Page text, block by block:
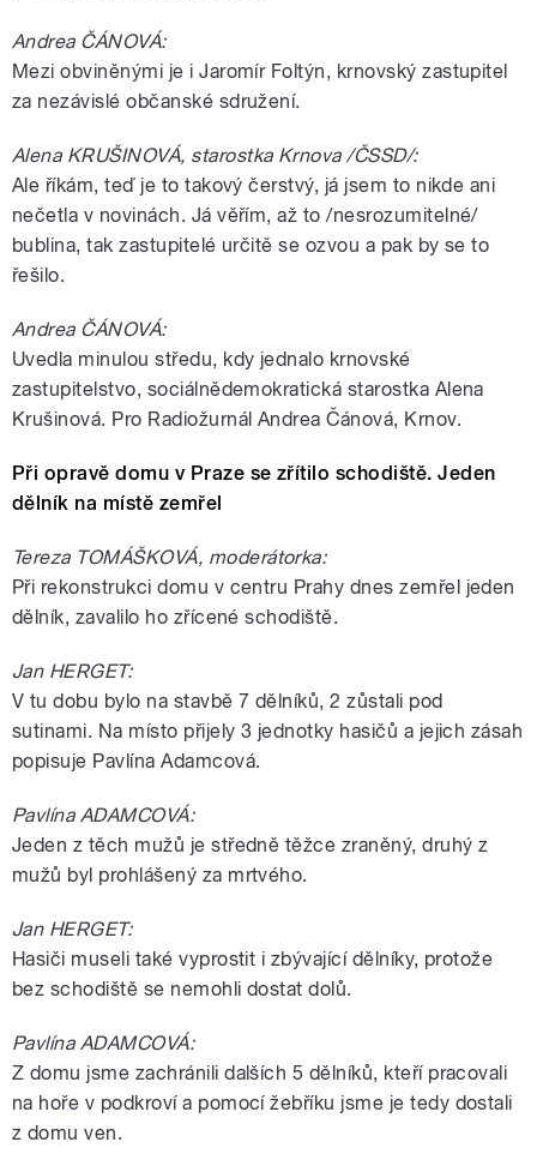
Andrea ČÁNOVÁ:
Mezi obviněnými je i Jaromír Foltýn, krnovský zastupitel
za nezávislé občanské sdružení.
Alena KRUŠINOVÁ, starostka Krnova /ČSSD/:
Ale říkám, teď je to takový čerstvý, já jsem to nikde ani
nečetla v novinách. Já věřím, až to /nesrozumitelné/
bublina, tak zastupitelé určitě se ozvou a pak by se to
řešilo.
Andrea ČÁNOVÁ:
Uvedla minulou středu, kdy jednalo krnovské
zastupitelstvo, sociálnědemokratická starostka Alena
Krušinová. Pro Radiožurnál Andrea Čánová, Krnov.
Při opravě domu v Praze se zřítilo schodiště. Jeden
dělník na místě zemřel
Tereza TOMÁŠKOVÁ, moderátorka:
Při rekonstrukci domu v centru Prahy dnes zemřel jeden
dělník, zavalilo ho zřícené schodiště.
Jan HERGET:
V tu dobu bylo na stavbě 7 dělníků, 2 zůstali pod
sutinami. Na místo přijely 3 jednotky hasičů a jejich zásah
popisuje Pavlína Adamcová.
Pavlína ADAMCOVÁ:
Jeden z těch mužů je středně těžce zraněný, druhý z
mužů byl prohlášený za mrtvého.
Jan HERGET:
Hasiči museli také vyprostit i zbývající dělníky, protože
bez schodiště se nemohli dostat dolů.
Pavlína ADAMCOVÁ:
Z domu jsme zachránili dalších 5 dělníků, kteří pracovali
na hoře v podkroví a pomocí žebříku jsme je tedy dostali
z domu ven.